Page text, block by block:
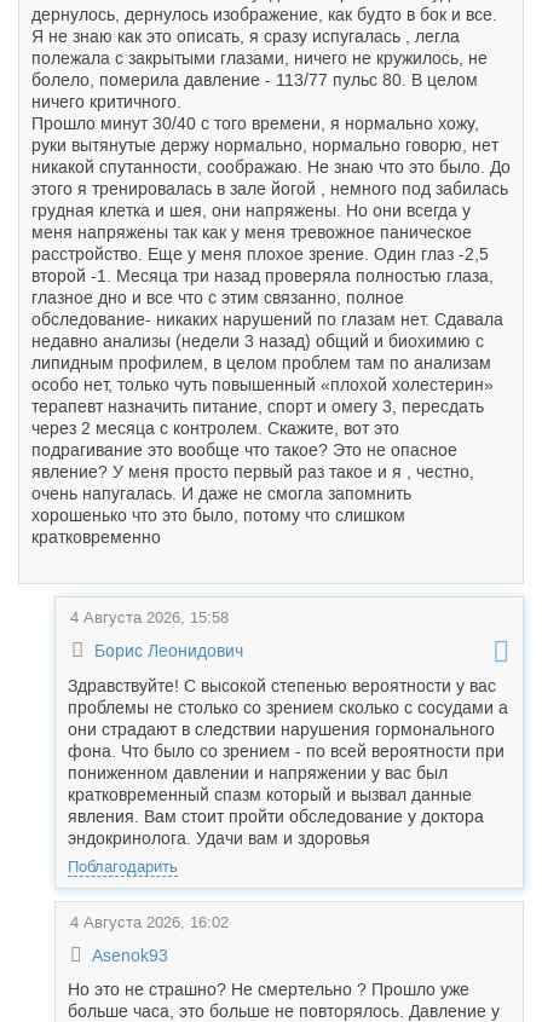
дернулось, дернулось изображение, как будто в бок и все.
Я не знаю как это описать, я сразу испугалась , легла
полежала с закрытыми глазами, ничего не кружилось, не
болело, померила давление - 113/77 пульс 80. В целом
ничего критичного.
Прошло минут 30/40 с того времени, я нормально хожу,
руки вытянутые держу нормально, нормально говорю, нет
никакой спутанности, соображаю. Не знаю что это было. До
этого я тренировалась в зале йогой , немного под забилась
грудная клетка и шея, они напряжены. Но они всегда у
меня напряжены так как у меня тревожное паническое
расстройство. Еще у меня плохое зрение. Один глаз -2,5
второй -1. Месяца три назад проверяла полностью глаза,
глазное дно и все что с этим связанно, полное
обследование- никаких нарушений по глазам нет. Сдавала
недавно анализы (недели 3 назад) общий и биохимию с
липидным профилем, в целом проблем там по анализам
особо нет, только чуть повышенный «плохой холестерин»
терапевт назначить питание, спорт и омегу 3, пересдать
через 2 месяца с контролем. Скажите, вот это
подрагивание это вообще что такое? Это не опасное
явление? У меня просто первый раз такое и я , честно,
очень напугалась. И даже не смогла запомнить
хорошенько что это было, потому что слишком
кратковременно
4 Августа 2026, 15:58
Борис Леонидович
Здравствуйте! С высокой степенью вероятности у вас
проблемы не столько со зрением сколько с сосудами а
они страдают в следствии нарушения гормонального
фона. Что было со зрением - по всей вероятности при
пониженном давлении и напряжении у вас был
кратковременный спазм который и вызвал данные
явления. Вам стоит пройти обследование у доктора
эндокринолога. Удачи вам и здоровья
Поблагодарить
4 Августа 2026, 16:02
Asenok93
Но это не страшно? Не смертельно ? Прошло уже
больше часа, это больше не повторялось. Давление у